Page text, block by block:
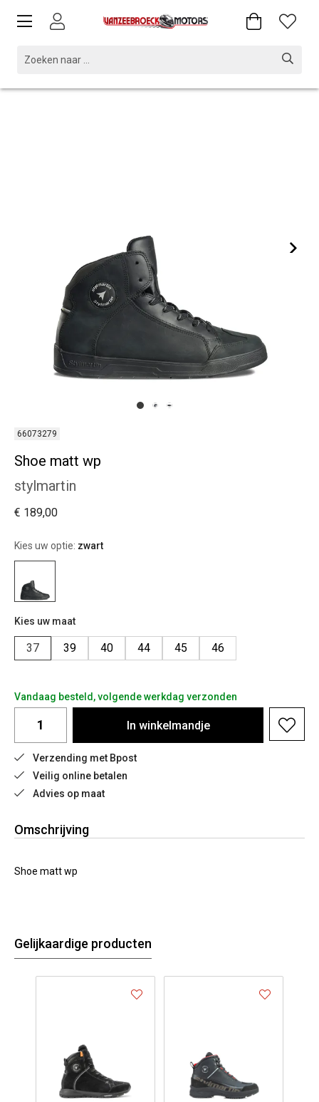
66073279
Shoe matt wp
stylmartin
€ 189,00
Kies uw optie: zwart
Kies uw maat
37 39 40 44 45 46
Vandaag besteld, volgende werkdag verzonden
In winkelmandje
Verzending met Bpost
Veilig online betalen
Advies op maat
Omschrijving
Shoe matt wp
Gelijkaardige producten